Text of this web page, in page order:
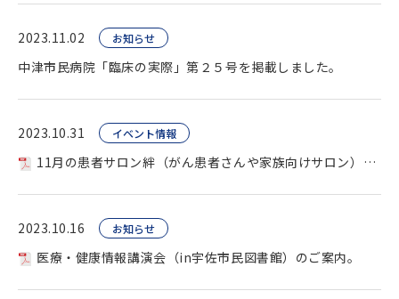
2023.11.02 お知らせ
中津市民病院「臨床の実際」第２５号を掲載しました。
2023.10.31 イベント情報
11月の患者サロン絆（がん患者さんや家族向けサロン）を開催します。
2023.10.16 お知らせ
医療・健康情報講演会（in宇佐市民図書館）のご案内。